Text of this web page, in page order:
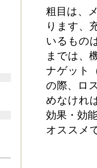
粗目は、
ります、
いるもの
までは、
ナゲット
の際、ロ
めなけれ
効果・効
オススメ